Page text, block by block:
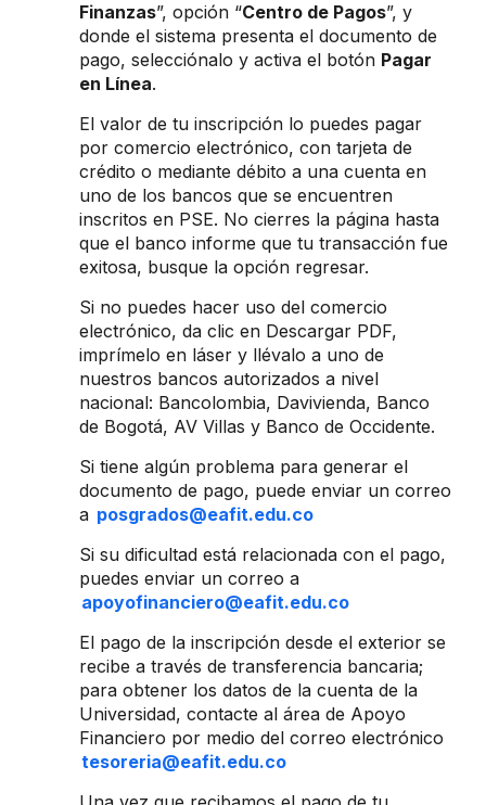
Finanzas”, opción “Centro de Pagos”, y
donde el sistema presenta el documento de
pago, selecciónalo y activa el botón Pagar
en Línea.
El valor de tu inscripción lo puedes pagar
por comercio electrónico, con tarjeta de
crédito o mediante débito a una cuenta en
uno de los bancos que se encuentren
inscritos en PSE. No cierres la página hasta
que el banco informe que tu transacción fue
exitosa, busque la opción regresar.
Si no puedes hacer uso del comercio
electrónico, da clic en Descargar PDF,
imprímelo en láser y llévalo a uno de
nuestros bancos autorizados a nivel
nacional: Bancolombia, Davivienda, Banco
de Bogotá, AV Villas y Banco de Occidente.
Si tiene algún problema para generar el
documento de pago, puede enviar un correo
a posgrados@eafit.edu.co
Si su dificultad está relacionada con el pago,
puedes enviar un correo a
apoyofinanciero@eafit.edu.co
El pago de la inscripción desde el exterior se
recibe a través de transferencia bancaria;
para obtener los datos de la cuenta de la
Universidad, contacte al área de Apoyo
Financiero por medio del correo electrónico
tesoreria@eafit.edu.co